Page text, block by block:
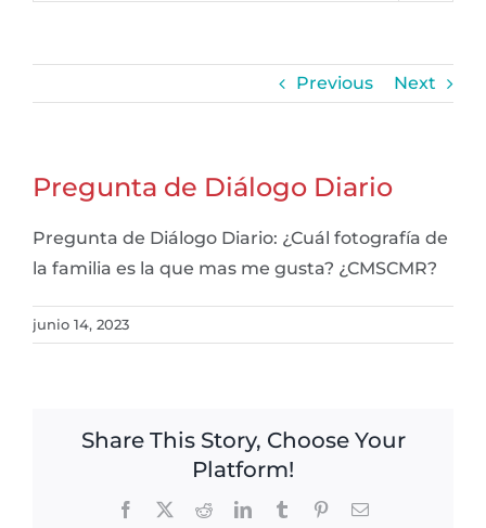
Previous Next
Pregunta de Diálogo Diario
Pregunta de Diálogo Diario: ¿Cuál fotografía de
la familia es la que mas me gusta? ¿CMSCMR?
junio 14, 2023
Share This Story, Choose Your
Platform!
Facebook RedditLinkedInTumblr PinterestEmail